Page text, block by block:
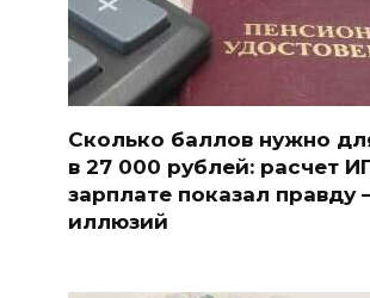
Сколько баллов нужно
в 27 000 рублей: расчет
зарплате показал правду
иллюзий